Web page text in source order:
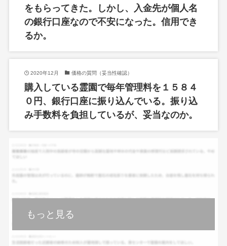
をもらってきた。しかし、入金先が個人名
の銀行口座なので不安になった。信用でき
るか。
2020年12月 価格の質問（妥当性確認）
購入している霊園で毎年管理料を１５８４
０円、銀行口座に振り込んでいる。振り込
み手数料を負担しているが、妥当なのか。
もっと見る